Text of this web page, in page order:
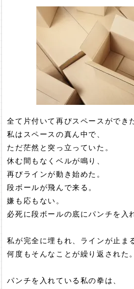
全て片付いて再びスペースができ
私はスペースの真ん中で、
ただ茫然と突っ立っていた。
休む間もなくベルが鳴り、
再びラインが動き始めた。
段ボールが飛んで来る。
嫌も応もない。
必死に段ボールの底にパンチを入
私が完全に埋もれ、ラインが止ま
何度もそんなことが繰り返された。
パンチを入れている私の拳は、